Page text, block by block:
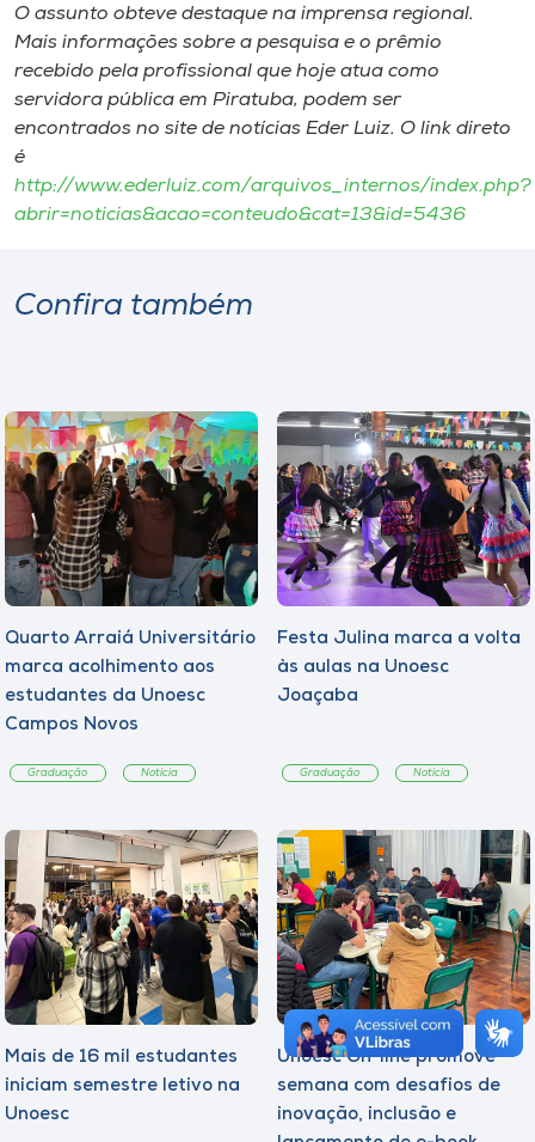
Rádio
Museu
Unoesc
Store
Selecione
o idioma
A+
A-
O assunto obteve destaque na imprensa regional.
Mais informações sobre a pesquisa e o prêmio
recebido pela profissional que hoje atua como
servidora pública em Piratuba, podem ser
encontrados no site de notícias Eder Luiz. O link direto
é
http://www.ederluiz.com/arquivos_internos/index.php?
abrir=noticias&acao=conteudo&cat=13&id=5436
Confira também
Quarto Arraiá Universitário
marca acolhimento aos
estudantes da Unoesc
Campos Novos
Graduação Notícia
Festa Julina marca a volta
às aulas na Unoesc
Joaçaba
Graduação Notícia
Mais de 16 mil estudantes
iniciam semestre letivo na
Unoesc
Unoesc On-line promove
semana com desafios de
inovação, inclusão e